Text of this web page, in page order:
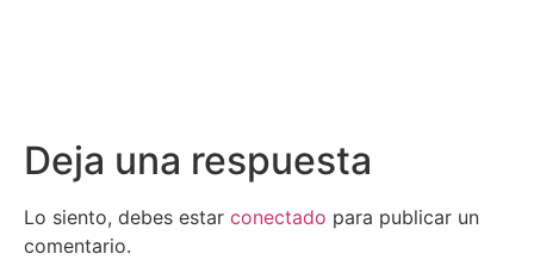
Deja una respuesta
Lo siento, debes estar conectado para publicar un
comentario.